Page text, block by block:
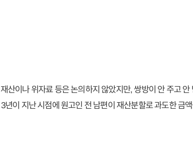
산이나 위자료 등은 논의하지 않았지만, 쌍방이 안 주고 안
이 지난 시점에 원고인 전 남편이 재산분할로 과도한 금